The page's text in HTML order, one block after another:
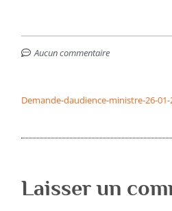
Aucun commentaire
Demande-daudience-ministre-26-01-
Laisser un